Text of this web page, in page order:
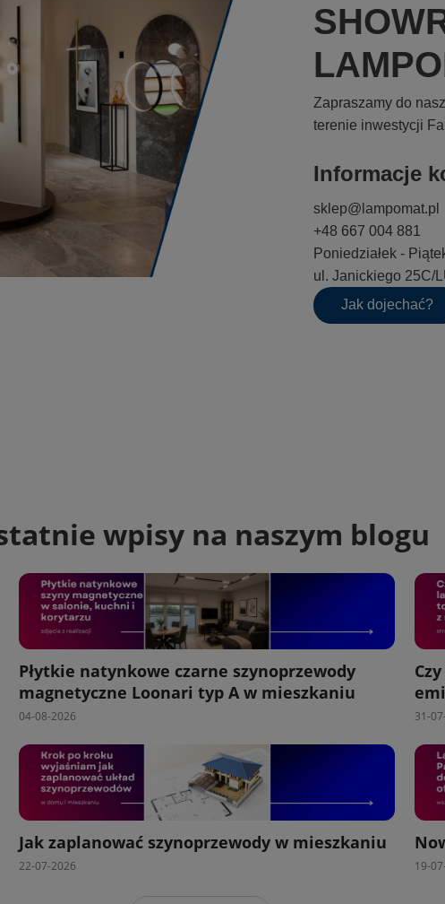
Zapraszamy do
terenie inwestycji
Informacje
sklep@lampomat.pl
+48 667 004 881
Poniedziałek -
ul. Janickiego 25C/
Jak dojechać?
wpisy na naszym blogu
Płytkie natynkowe czarne szynoprzewody
magnetyczne Loonari typ A w mieszkaniu
04-08-2026 31-
Jak zaplanować szynoprzewody w mieszkaniu
22-07-2026 19-